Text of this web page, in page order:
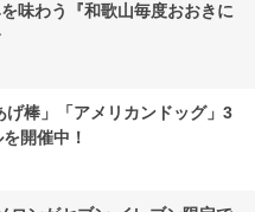
味わう『和歌山毎度おおきに
げ棒」「アメリカンドッグ」3
開催中！